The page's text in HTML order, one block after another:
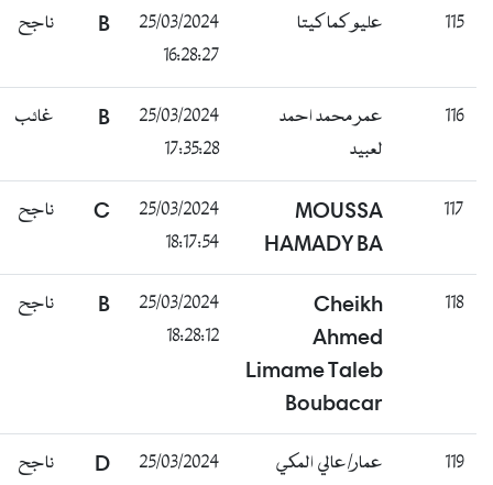
115 عليو كما كيتا
25/03/2024
16:28:27
B ناجح
116
عمر محمد احمد
لعبيد
25/03/2024
17:35:28
B غائب
117
MOUSSA
HAMADY BA
25/03/2024
18:17:54
C ناجح
118
Cheikh
Ahmed
Limame Taleb
Boubacar
25/03/2024
18:28:12
B ناجح
119 عمار/عالي المكي 25/03/2024
D ناجح